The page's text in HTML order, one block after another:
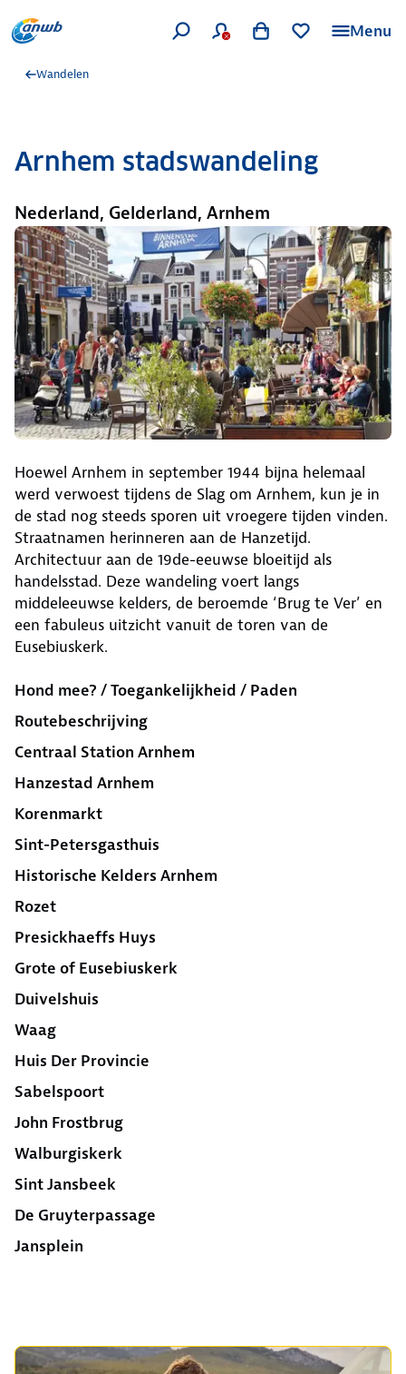
Menu
Wandelen
Arnhem stadswandeling
Nederland, Gelderland, Arnhem
Hoewel Arnhem in september 1944 bijna helemaal
werd verwoest tijdens de Slag om Arnhem, kun je in
de stad nog steeds sporen uit vroegere tijden vinden.
Straatnamen herinneren aan de Hanzetijd.
Architectuur aan de 19de-eeuwse bloeitijd als
handelsstad. Deze wandeling voert langs
middeleeuwse kelders, de beroemde ‘Brug te Ver’ en
een fabuleus uitzicht vanuit de toren van de
Eusebiuskerk.
Hond mee? / Toegankelijkheid / Paden
Routebeschrijving
Centraal Station Arnhem
Hanzestad Arnhem
Korenmarkt
Sint-Petersgasthuis
Historische Kelders Arnhem
Rozet
Presickhaeffs Huys
Grote of Eusebiuskerk
Duivelshuis
Waag
Huis Der Provincie
Sabelspoort
John Frostbrug
Walburgiskerk
Sint Jansbeek
De Gruyterpassage
Jansplein